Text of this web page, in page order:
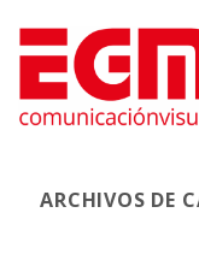
contenido
ARCHIVOS DE